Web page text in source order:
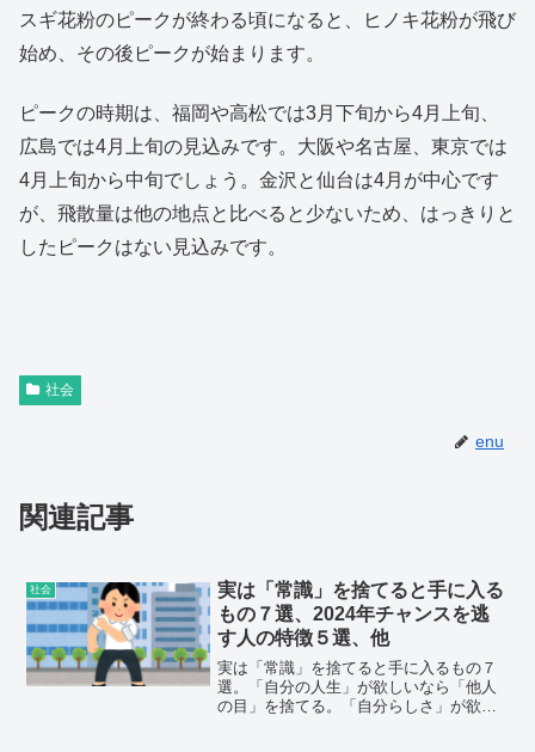
スギ花粉のピークが終わる頃になると、ヒノキ花粉が飛び
始め、その後ピークが始まります。
ピークの時期は、福岡や高松では3月下旬から4月上旬、
広島では4月上旬の見込みです。大阪や名古屋、東京では
4月上旬から中旬でしょう。金沢と仙台は4月が中心です
が、飛散量は他の地点と比べると少ないため、はっきりと
したピークはない見込みです。
社会
enu
関連記事
社会
実は「常識」を捨てると手に入る
もの７選、2024年チャンスを逃
す人の特徴５選、他
実は「常識」を捨てると手に入るもの７
選。「自分の人生」が欲しいなら「他人
の目」を捨てる。「自分らしさ」が欲し